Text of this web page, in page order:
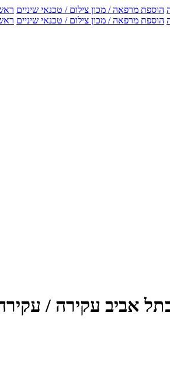
הוספת מרפאה / מכון צילום / טכנאי שיניים
הוספת מרפאה / מכון צילום / טכנאי שיניים
אביב עקירה /